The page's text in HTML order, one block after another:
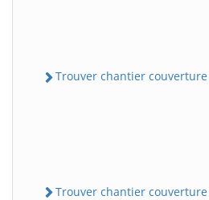
Trouver chantier couverture
Trouver chantier couverture